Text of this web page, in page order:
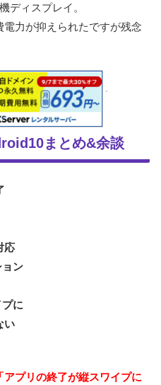
ディスプレイ。
力が抑えられたですが残念
まとめ&余談
応
ン
に
い
「アプリの終了が縦スワイプに